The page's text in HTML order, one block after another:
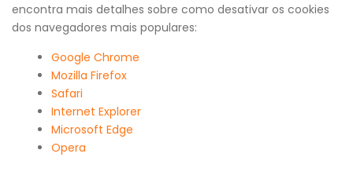
encontra mais detalhes sobre como desativar os cookies
dos navegadores mais populares:
Google Chrome
Mozilla Firefox
Safari
Internet Explorer
Microsoft Edge
Opera